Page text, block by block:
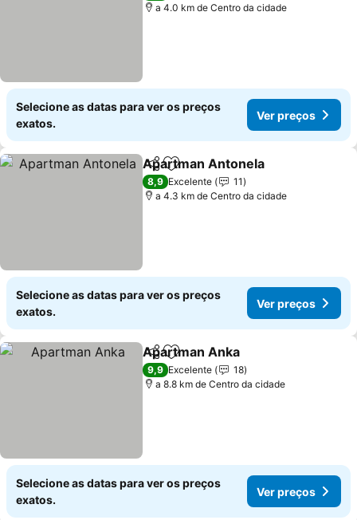
a 4.0 km de Centro da cidade
Selecione as datas para ver os preços
exatos.
Ver preços
PartilharAdicionar aos favoritos
Apartman Antonela
8,9 Excelente
11
a 4.3 km de Centro da cidade
Selecione as datas para ver os preços
exatos.
Ver preços
PartilharAdicionar aos favoritos
Apartman Anka
9,9 Excelente
18
a 8.8 km de Centro da cidade
Selecione as datas para ver os preços
exatos.
Ver preços